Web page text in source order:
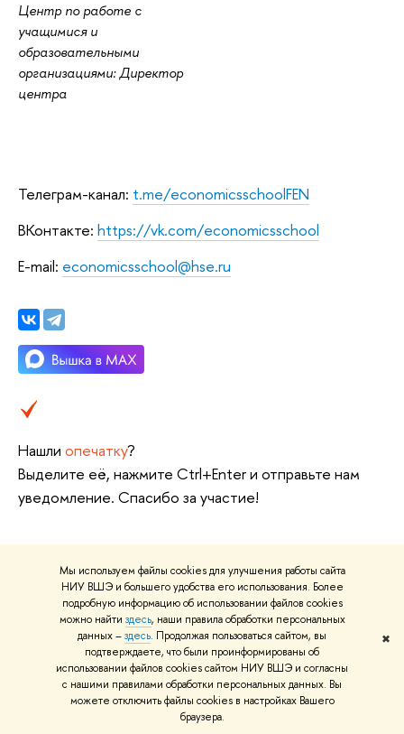
Мы используем файлы cookies для улучшения работы сайта
НИУ ВШЭ и большего удобства его использования. Более
подробную информацию об использовании файлов cookies
можно найти здесь, наши правила обработки персональных
данных –здесь. Продолжая пользоваться сайтом, вы
подтверждаете, что были проинформированы об
использовании файлов cookies сайтом НИУ ВШЭ и согласны
с нашими правилами обработки персональных данных. Вы
можете отключить файлы cookies в настройках Вашего
браузера.
✖
Центр по работе с
учащимися и
образовательными
организациями: Директор
центра
Телеграм-канал: t.me/economicsschoolFEN
ВКонтакте: https://vk.com/economicsschool
E-mail: economicsschool@hse.ru
Нашли опечатку?
Выделите её, нажмите Ctrl+Enter и отправьте нам
уведомление. Спасибо за участие!
О ВЫШКЕ
Цифры и факты
Руководство и структура
Устойчивое развитие в НИУ ВШЭ
Преподаватели и сотрудники